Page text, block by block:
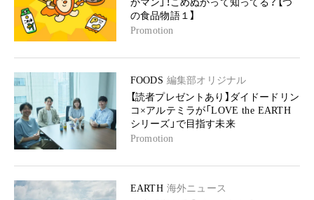
かマン」！こめぬかって知ってる？【つ
の食品物語１】
Promotion
FOODS 編集部オリジナル
【読者プレゼントあり】ダイドードリン
コ×アルテミラが「LOVE the EARTH
シリーズ」で目指す未来
Promotion
EARTH 海外ニュース